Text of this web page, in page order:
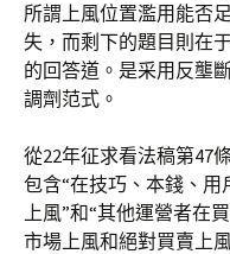
所謂上風位置濫用能否
失，而剩下的題目則在
的回答道。是采用反壟
調劑范式。
從22年征求看法稿第47
包含“在技巧、本錢、
上風”和“其他運營者在
市場上風和絕對買賣上